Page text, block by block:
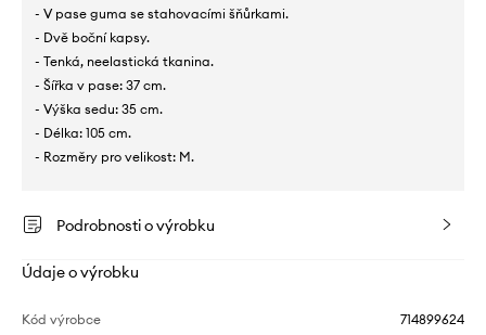
- V pase guma se stahovacími šňůrkami.
- Dvě boční kapsy.
- Tenká, neelastická tkanina.
- Šířka v pase: 37 cm.
- Výška sedu: 35 cm.
- Délka: 105 cm.
- Rozměry pro velikost: M.
Podrobnosti o výrobku
Údaje o výrobku
Kód výrobce 714899624